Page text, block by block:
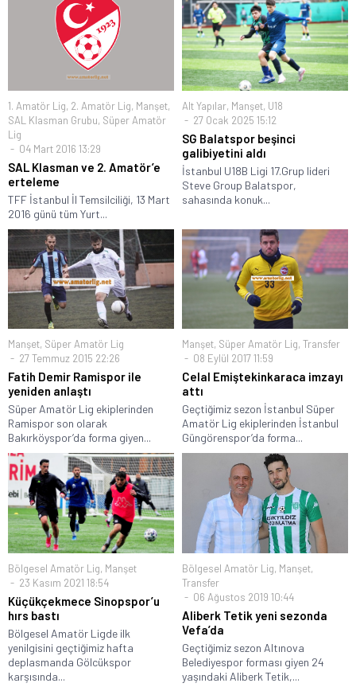
1. Amatör Lig, 2. Amatör Lig, Manşet,
SAL Klasman Grubu, Süper Amatör
Lig
04 Mart 2016 13:29
SAL Klasman ve 2. Amatör’e
erteleme
TFF İstanbul İl Temsilciliği, 13 Mart
2016 günü tüm Yurt...
Alt Yapılar, Manşet, U18
27 Ocak 2025 15:12
SG Balatspor beşinci
galibiyetini aldı
İstanbul U18B Ligi 17.Grup lideri
Steve Group Balatspor,
sahasında konuk...
Manşet, Süper Amatör Lig
27 Temmuz 2015 22:26
Fatih Demir Ramispor ile
yeniden anlaştı
Süper Amatör Lig ekiplerinden
Ramispor son olarak
Bakırköyspor’da forma giyen...
Manşet, Süper Amatör Lig, Transfer
08 Eylül 2017 11:59
Celal Emiştekinkaraca imzayı
attı
Geçtiğimiz sezon İstanbul Süper
Amatör Lig ekiplerinden İstanbul
Güngörenspor’da forma...
Bölgesel Amatör Lig, Manşet
23 Kasım 2021 18:54
Küçükçekmece Sinopspor’u
hırs bastı
Bölgesel Amatör Ligde ilk
yenilgisini geçtiğimiz hafta
deplasmanda Gölcükspor
karşısında...
Bölgesel Amatör Lig, Manşet,
Transfer
06 Ağustos 2019 10:44
Aliberk Tetik yeni sezonda
Vefa’da
Geçtiğimiz sezon Altınova
Belediyespor forması giyen 24
yaşındaki Aliberk Tetik,...